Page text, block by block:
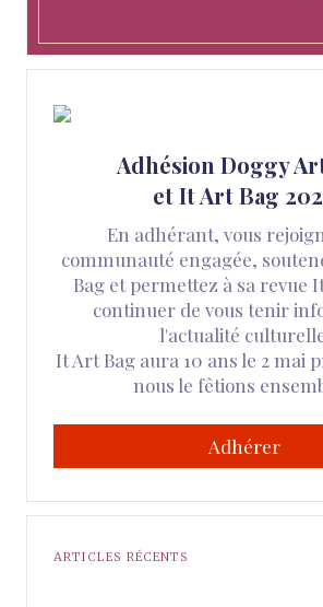
Adhésion Doggy
et It Art Bag
En adhérant, vous
communauté engagée,
Bag et permettez à sa revue
continuer de vous tenir
l'actualité
It Art Bag aura 10 ans le 2 mai
nous le fêtions
Adhérer
ARTICLES RÉCENTS